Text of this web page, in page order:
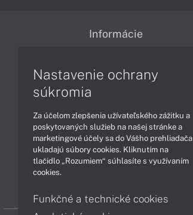
Informácie
Reklamačné podmienky
Ochrana osobných údajov
Vrátenie tovaru
Vyhlásenie o prístupnosti
Cookies
Nastavenie ochrany
súkromia
Za účelom zlepšenia užívateľského zážitku a
poskytovaných služieb na našej stránke a
marketingové účely sa do Vášho prehliadača
ukladajú súbory cookies. Kliknutím na
tlačidlo „Rozumiem“ súhlasíte s využívaním
cookies.
Funkčné a technické cookies